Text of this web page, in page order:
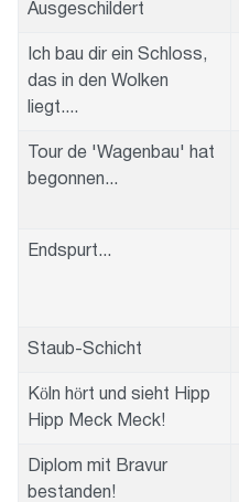
Ausgeschildert
Ich bau dir ein Schloss,
das in den Wolken
liegt....
Tour de 'Wagenbau' hat
begonnen...
Endspurt...
Staub-Schicht
Köln hört und sieht Hipp
Hipp Meck Meck!
Diplom mit Bravur
bestanden!